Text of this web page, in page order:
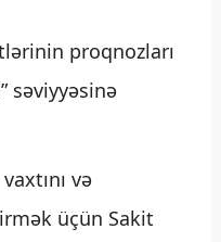
proqnozları
səviyyəsinə
və
üçün Sakit